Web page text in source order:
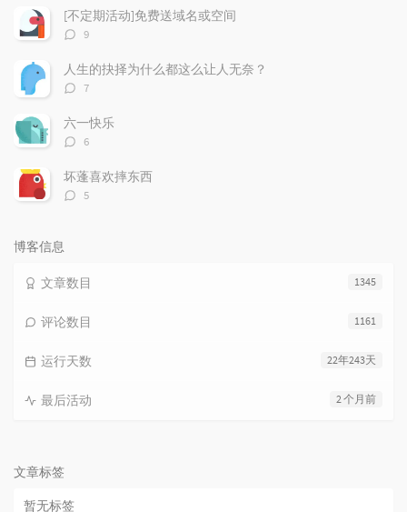
数：
[不定期活动]免费送域名或空间
评
数：
9
人生的抉择为什么都这么让人无奈？
评
数：
7
六一快乐
评
数：
6
坏蓬喜欢摔东西
评
5
博客信息
1345
文章数目
1161
评论数目
22年243天
运行天数
2 个月前
最后活动
文章标签
暂无标签